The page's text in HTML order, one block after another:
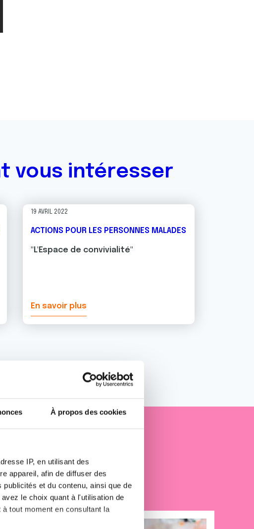
À propos des cookies
IP, en utilisant des
appareil, afin de diffuser des
et du contenu, ainsi que de
le choix quant à l'utilisation de
tout moment en consultant la
vous intéresser
19 AVRIL 2022
ACTIONS POUR LES PERSONNES MALADES
"L'Espace de convivialité"
En savoir plus